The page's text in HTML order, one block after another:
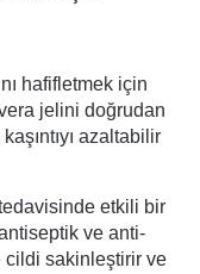
hafifletmek için
jelini doğrudan
azaltabilir
etkili bir
ve anti-
cildi sakinleştirir ve